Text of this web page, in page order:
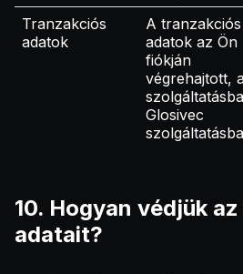
Tranzakciós
adatok
A tranzakciós
adatok az Ön
fiókján
végrehajtott,
Glosivec
10. Hogyan védjük
adatait?